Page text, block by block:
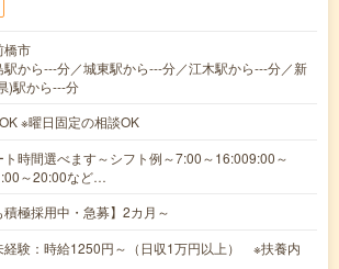
橋市
駅から---分／城東駅から---分／江木駅から---分／新
)駅から---分
※曜日固定の相談OK
時間選べます～シフト例～7:00～16:009:00～
～20:00など…
積極採用中・急募】2カ月～
経験：時給1250円～（日収1万円以上） ※扶養内